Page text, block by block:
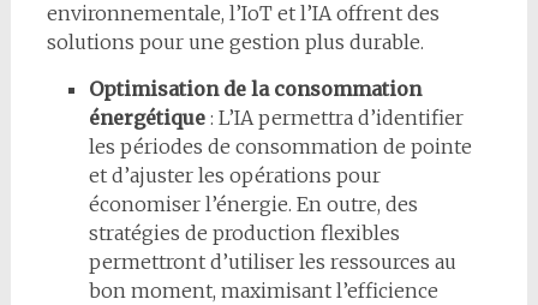
environnementale, l’IoT et l’IA offrent des
solutions pour une gestion plus durable.
Optimisation de la consommation
énergétique: L’IA permettra d’identifier
les périodes de consommation de pointe
et d’ajuster les opérations pour
économiser l’énergie. En outre, des
stratégies de production flexibles
permettront d’utiliser les ressources au
bon moment, maximisant l’efficience